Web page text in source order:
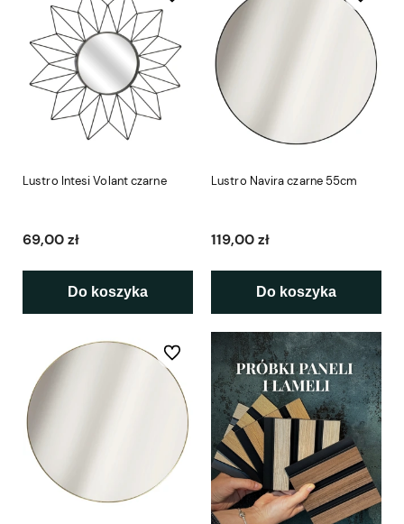
Lustro Intesi Volant czarne
69,00 zł
Do koszyka
Lustro Navira czarne 55cm
119,00 zł
Do koszyka
Do ulubionych